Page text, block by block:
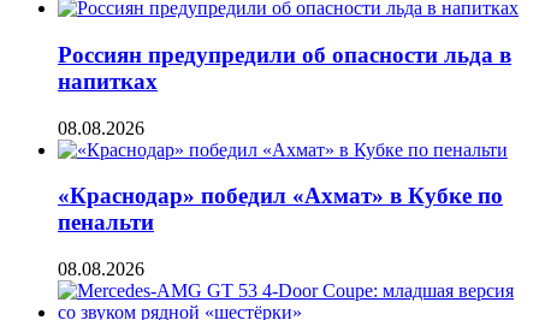
Россиян предупредили об опасности льда в
напитках
08.08.2026
«Краснодар» победил «Ахмат» в Кубке по
пенальти
08.08.2026